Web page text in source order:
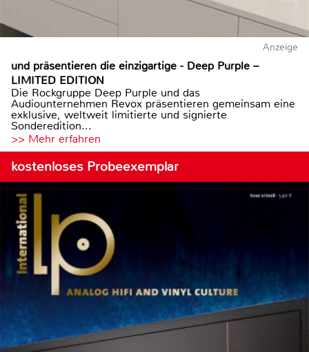
Anzeige
und präsentieren die einzigartige - Deep Purple –
LIMITED EDITION
Die Rockgruppe Deep Purple und das
Audiounternehmen Revox präsentieren gemeinsam eine
exklusive, weltweit limitierte und signierte
Sonderedition...
>> Mehr erfahren
kostenloses Probeexemplar